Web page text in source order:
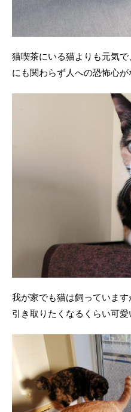
猫喫茶にいる猫よりも元気
にも関わらず人への恐怖心が
我が家でも猫は飼っていま
引き取りたくなるくらい可愛